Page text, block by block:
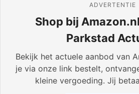
ADVERTENTIE
Shop bij
Parkstad
Bekijk het actuele aanbod van
je via onze link bestelt,
kleine vergoeding. Jij